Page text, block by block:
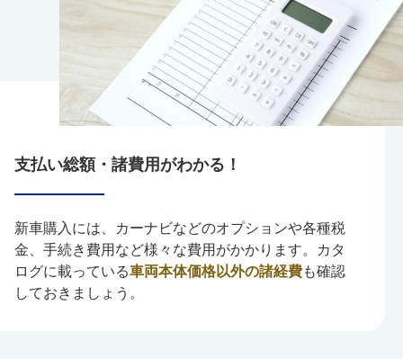
支払い総額・諸費用がわかる！
新車購入には、カーナビなどのオプションや各種税
金、手続き費用など様々な費用がかかります。カタ
ログに載っている車両本体価格以外の諸経費も確認
しておきましょう。